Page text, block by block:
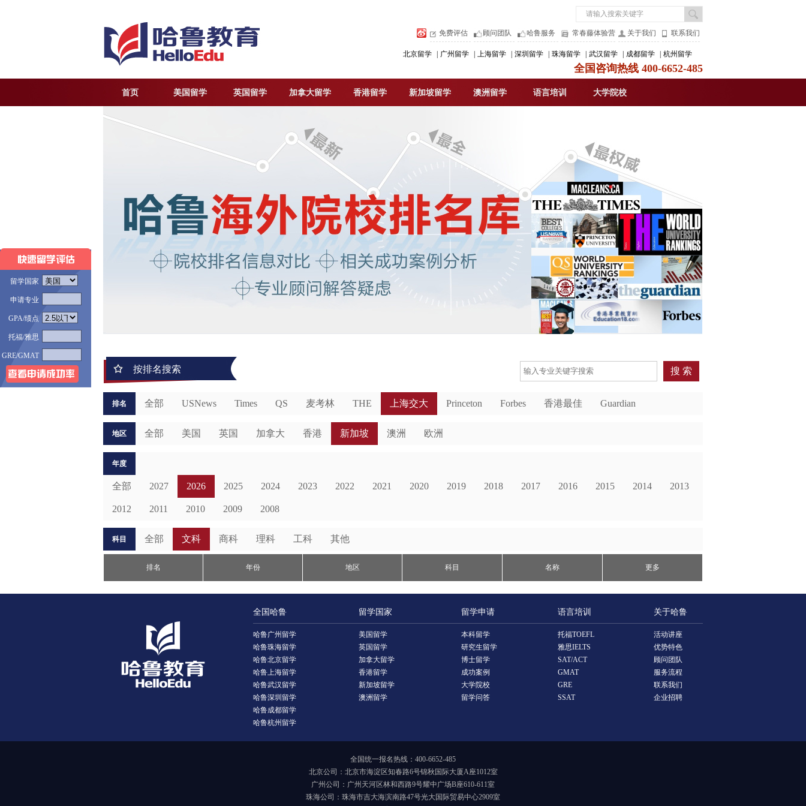
免费评估 顾问团队 哈鲁服务 常春藤体验营 关于我们 联系我们
北京留学 广州留学 上海留学 深圳留学 珠海留学 武汉留学 成都留学 杭州留学
全国咨询热线 400-6652-485
首页 美国留学 英国留学 加拿大留学 香港留学 新加坡留学 澳洲留学 语言培训 大学院校
按排名搜索 搜 索
排名 全部 USNews Times QS 麦考林 THE 上海交大 Princeton Forbes 香港最佳 Guardian
地区 全部 美国 英国 加拿大 香港 新加坡 澳洲 欧洲
年度
全部 2027 2026 2025 2024 2023 2022 2021 2020 2019 2018 2017 2016 2015 2014 2013
2012 2011 2010 2009 2008
科目 全部 文科 商科 理科 工科 其他
排名 年份 地区 科目 名称 更多
全国哈鲁 留学国家 留学申请 语言培训 关于哈鲁
哈鲁广州留学
哈鲁珠海留学
哈鲁北京留学
哈鲁上海留学
哈鲁武汉留学
哈鲁深圳留学
哈鲁成都留学
哈鲁杭州留学
美国留学
英国留学
加拿大留学
香港留学
新加坡留学
澳洲留学
本科留学
研究生留学
博士留学
成功案例
大学院校
留学问答
托福TOEFL
雅思IELTS
SAT/ACT
GMAT
GRE
SSAT
活动讲座
优势特色
顾问团队
服务流程
联系我们
企业招聘
留学国家
申请专业
GPA/绩点
托福/雅思
GRE/GMAT
全国统一报名热线：400-6652-485
北京公司：北京市海淀区知春路6号锦秋国际大厦A座1012室
广州公司：广州天河区林和西路9号耀中广场B座610-611室
珠海公司：珠海市吉大海滨南路47号光大国际贸易中心2909室